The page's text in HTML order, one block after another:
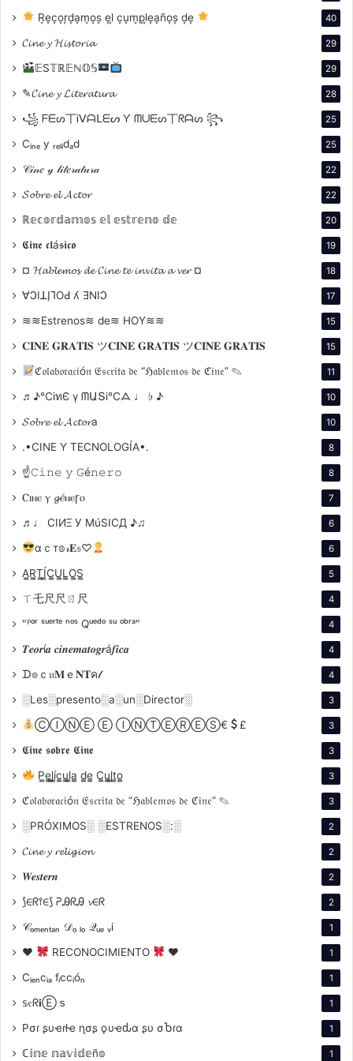
INSCRIPCIONES ABIERTAS
Descargar bases
R͙e͙c͙o͙r͙d͙a͙m͙o͙s͙ e͙l͙ c͙u͙m͙p͙l͙e͙a͙ño͙s͙ d͙e͙ 40
𝓒𝓲𝓷𝓮 𝔂 𝓗𝓲𝓼𝓽𝓸𝓻𝓲𝓪 29
𝔼S𝕋ℝ𝔼ℕ𝕆𝕊 29
✎𝓒𝓲𝓷𝓮 𝔂 𝓛𝓲𝓽𝓮𝓻𝓪𝓽𝓾𝓻𝓪 28
꧁ ᖴᗴᔕ丅Ꭵᐯᗩᒪᗴᔕ Ƴ ᗰᑌᗴᔕ丅ᖇᗩᔕ ꧂ 25
Cᵢₙₑ y ᵣₑₗᵢdₐd 25
𝒞𝒾𝓃𝑒 𝓎 𝓁𝒾𝓉𝑒𝓇𝒶𝓉𝓊𝓇𝒶 22
𝓢𝓸𝓫𝓻𝓮 𝓮𝓵 𝓐𝓬𝓽𝓸𝓻 22
ℝ𝕖𝕔𝕠𝕣𝕕𝕒𝕞𝕠𝕤 𝕖𝕝 𝕖𝕤𝕥𝕣𝕖𝕟𝕠 𝕕𝕖 20
𝕮𝖎𝖓𝖊 𝖈𝖑á𝖘𝖎𝖈𝖔 19
¤ 𝓗𝓪𝓫𝓵𝓮𝓶𝓸𝓼 𝓭𝓮 𝓒𝓲𝓷𝓮 𝓽𝓮 𝓲𝓷𝓿𝓲𝓽𝓪 𝓪 𝓿𝓮𝓻 ¤ 18
∀ϽIꓕI̗⅂OԀ ʎ ƎNIϽ 17
≋≋Estrenos≋ de≋ HOY≋≋ 15
𝐂𝐈𝐍𝐄 𝐆𝐑𝐀𝐓𝐈𝐒 ツ𝐂𝐈𝐍𝐄 𝐆𝐑𝐀𝐓𝐈𝐒 ツ𝐂𝐈𝐍𝐄 𝐆𝐑𝐀𝐓𝐈𝐒 15
ℭ𝔬𝔩𝔞𝔟𝔬𝔯𝔞𝔠𝔦ó𝔫 𝔈𝔰𝔠𝔯𝔦𝔱𝔞 𝔡𝔢 “ℌ𝔞𝔟𝔩𝔢𝔪𝔬𝔰 𝔡𝔢 ℭ𝔦𝔫𝔢” ✎ 11
♬♪℃іทЄ ү ᗰԱՏі℃ᗋ ♩ ♭ ♪ 10
𝓢𝓸𝓫𝓻𝓮 𝓮𝓵 𝓐𝓬𝓽𝓸𝓻a 10
.•CINE Y TECNOLOGÍA•. 8
☝𝙲𝚒𝚗𝚎 𝚢 𝙶é𝚗𝚎𝚛𝚘 8
Ⲥⲓⲛⲉ ⲩ 𝓰ⲉ́ⲛⲉꞅⲟ 7
♬♩ CIИΞ У MúSICД ♪♫ 6
αｃт𝕠𝓇𝐄𝔰♡ 6
A̳R̳T̳Í̳C̳U̳L̳O̳S̳ 5
ㄒ乇尺尺ㄖ尺 4
"ᴾᵒʳ ˢᵘᵉʳᵗᵉ ⁿᵒˢ Qᵘᵉᵈᵒ ˢᵘ ᵒᵇʳᵃ" 4
𝑻𝒆𝒐𝒓í𝒂 𝒄𝒊𝒏𝒆𝒎𝒂𝒕𝒐𝒈𝒓á𝒇𝒊𝒄𝒂 4
ᗪ๏ｃ𝔲𝐌ｅ𝐍𝐓ค𝓁 4
░Les░presento░a░un░Director░ 3
ⒸⒾⓃⒺ Ⓔ ⒾⓃⓉⒺⓇⒺⓈ€ £ 3
𝕮𝖎𝖓𝖊 𝖘𝖔𝖇𝖗𝖊 𝕮𝖎𝖓𝖊 3
P̳e̳l̳í̳c̳u̳l̳a̳ d̳e̳ C̳u̳l̳t̳o̳ 3
ℭ𝔬𝔩𝔞𝔟𝔬𝔯𝔞𝔠𝔦ó𝔫 𝔈𝔰𝔠𝔯𝔦𝔱𝔞 𝔡𝔢 “ℌ𝔞𝔟𝔩𝔢𝔪𝔬𝔰 𝔡𝔢 ℭ𝔦𝔫𝔢” ✎ 3
░PRÓXIMOS░ ░ESTRENOS░:░ 2
𝓒𝓲𝓷𝓮 𝔂 𝓻𝓮𝓵𝓲𝓰𝓲𝓸𝓷 2
𝑾𝒆𝒔𝒕𝒆𝒓𝒏 2
⟆∈ᖇ⫯∈⟆ ᕈᎯᖇᎯ 𝓿∈ᖇ 2
𝒞ₒₘₑₙₜₐₙ 𝒟ₒ ₗₒ 𝒬ᵤₑ ᵥi 1
♥ RECONOCIMIENTO ♥ 1
Cᵢₑₙcᵢₐ fᵢccᵢóₙ 1
𝕤𝔢ᖇ𝐢Ⓔｓ 1
Pσɾ ʂυҽɾƚҽ ɳσʂ ϙυҽԃα ʂυ σႦɾα 1
ℂ𝕚𝕟𝕖 𝕟𝕒𝕧𝕚𝕕𝕖ñ𝕠 1